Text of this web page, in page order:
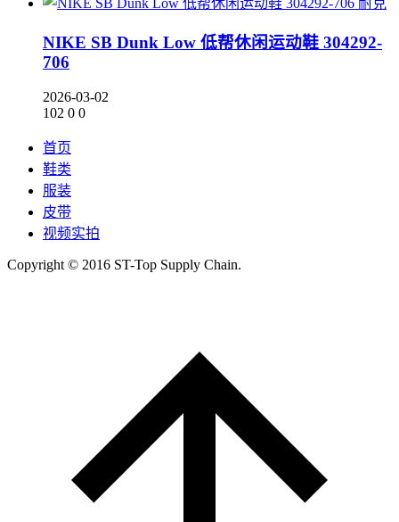
NIKE SB Dunk Low 低帮休闲运动鞋 304292-
706
2026-03-02
102 0 0
首页
鞋类
服装
皮带
视频实拍
Copyright © 2016 ST-Top Supply Chain.